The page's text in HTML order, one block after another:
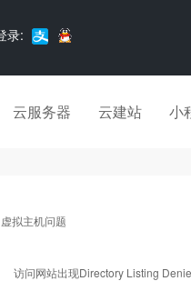
录:
云服务器 云建站 小
拟主机问题
访问网站出现Directory Listing